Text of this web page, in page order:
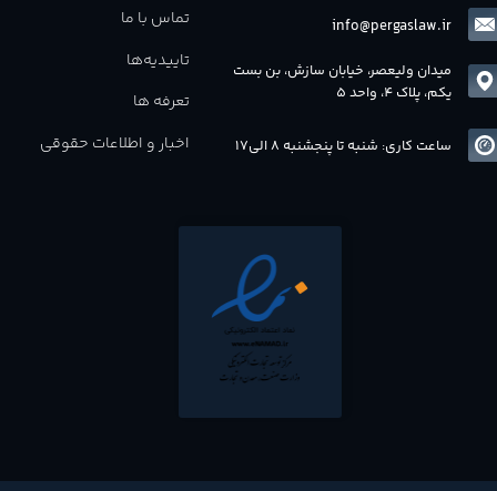
تماس با ما
تاییدیه‌ها
تعرفه ها
اخبار و اطلاعات حقوقی
info@pergaslaw.ir
میدان ولیعصر، خیابان سازش، بن بست
یکم، پلاک 4، واحد 5
ساعت کاری: شنبه تا پنجشنبه 8 الی17